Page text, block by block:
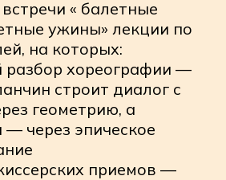
труппы —
школ и
танцовщиков
— живые